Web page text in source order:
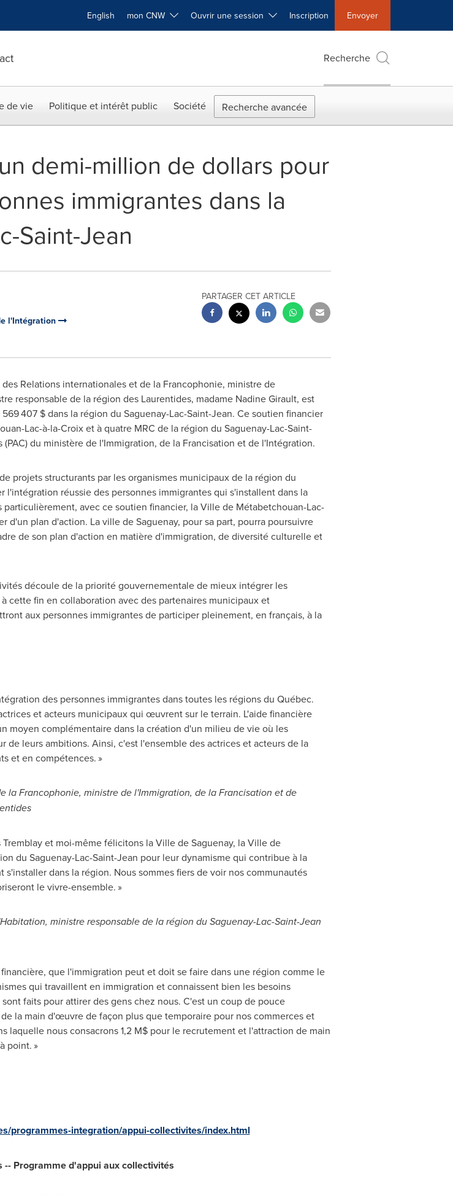
English mon CNW Ouvrir une session Inscription Envoyer
Recherche
de vie Politique et intérêt public Société Recherche avancée
demi-million de dollars pour
immigrantes dans la
Saint-Jean
l'Intégration
PARTAGER CET ARTICLE
des Relations internationales et de la Francophonie, ministre de
responsable de la région des Laurentides, madame Nadine Girault, est
407 $ dans la région du Saguenay-Lac-Saint-Jean. Ce soutien financier
Lac-à-la-Croix et à quatre MRC de la région du Saguenay-Lac-Saint-
du ministère de l'Immigration, de la Francisation et de l'Intégration.
projets structurants par les organismes municipaux de la région du
réussie des personnes immigrantes qui s'installent dans la
avec ce soutien financier, la Ville de Métabetchouan-Lac-
d'un plan d'action. La ville de Saguenay, pour sa part, pourra poursuivre
de son plan d'action en matière d'immigration, de diversité culturelle et
découle de la priorité gouvernementale de mieux intégrer les
cette fin en collaboration avec des partenaires municipaux et
aux personnes immigrantes de participer pleinement, en français, à la
des personnes immigrantes dans toutes les régions du Québec.
et acteurs municipaux qui œuvrent sur le terrain. L'aide financière
moyen complémentaire dans la création d'un milieu de vie où les
leurs ambitions. Ainsi, c'est l'ensemble des actrices et acteurs de la
et en compétences. »
la Francophonie, ministre de l'Immigration, de la Francisation et de
Tremblayet moi-même félicitons la Ville de Saguenay, la Ville de
du Saguenay-Lac-Saint-Jean pour leur dynamisme qui contribue à la
dans la région. Nous sommes fiers de voir nos communautés
le vivre-ensemble. »
ministre responsable de la région du Saguenay-Lac-Saint-Jean
que l'immigration peut et doit se faire dans une région comme le
qui travaillent en immigration et connaissent bien les besoins
faits pour attirer des gens chez nous. C'est un coup de pouce
la main d'œuvre de façon plus que temporaire pour nos commerces et
laquelle nous consacrons 1,2 M$ pour le recrutement et l'attraction de main
point. »
programmes-integration/appui-collectivites/index.html
-- Programme d'appui aux collectivités